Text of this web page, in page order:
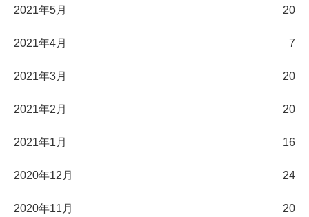
2021年5月 20
2021年4月 7
2021年3月 20
2021年2月 20
2021年1月 16
2020年12月 24
2020年11月 20